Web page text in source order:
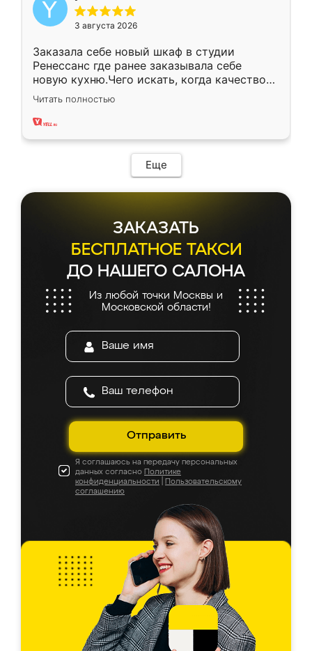
3 августа 2026
Заказала себе новый шкаф в студии
Ренессанс где ранее заказывала себе
новую кухню.Чего искать, когда качеством
вполне довольна. Служит кухня уже почти
два года, нареканий нет.
Читать полностью
Еще
ЗАКАЗАТЬ
БЕСПЛАТНОЕ ТАКСИ
ДО НАШЕГО САЛОНА
Из любой точки Москвы и
Московской области!
Отправить
Я соглашаюсь на передачу персональных
данных согласно Политике
конфиденциальности
Пользовательскому
соглашению